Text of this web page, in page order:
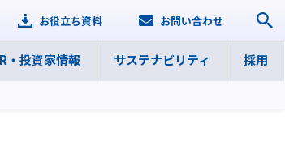
・ 投資家情報 サステナビリティ 採用
お役立ち資料 お問い合わせ